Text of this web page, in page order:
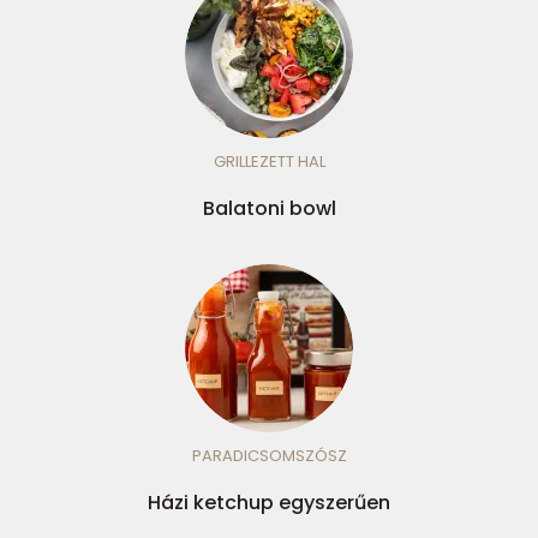
GRILLEZETT HAL
Balatoni bowl
PARADICSOMSZÓSZ
Házi ketchup egyszerűen